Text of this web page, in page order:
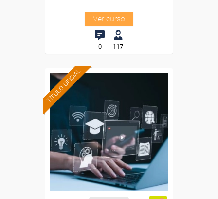
Ver curso
0 117
TÍTULO OFICIAL